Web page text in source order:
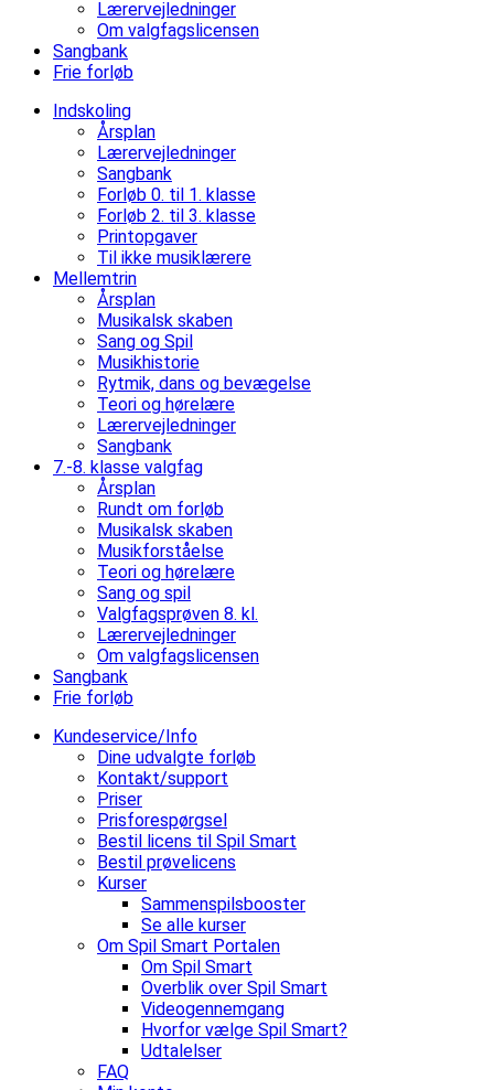
Lærervejledninger
Om valgfagslicensen
Sangbank
Frie forløb
Indskoling
Årsplan
Lærervejledninger
Sangbank
Forløb 0. til 1. klasse
Forløb 2. til 3. klasse
Printopgaver
Til ikke musiklærere
Mellemtrin
Årsplan
Musikalsk skaben
Sang og Spil
Musikhistorie
Rytmik, dans og bevægelse
Teori og hørelære
Lærervejledninger
Sangbank
7.-8. klasse valgfag
Årsplan
Rundt om forløb
Musikalsk skaben
Musikforståelse
Teori og hørelære
Sang og spil
Valgfagsprøven 8. kl.
Lærervejledninger
Om valgfagslicensen
Sangbank
Frie forløb
Kundeservice/Info
Dine udvalgte forløb
Kontakt/support
Priser
Prisforespørgsel
Bestil licens til Spil Smart
Bestil prøvelicens
Kurser
Sammenspilsbooster
Se alle kurser
Om Spil Smart Portalen
Om Spil Smart
Overblik over Spil Smart
Videogennemgang
Hvorfor vælge Spil Smart?
Udtalelser
FAQ